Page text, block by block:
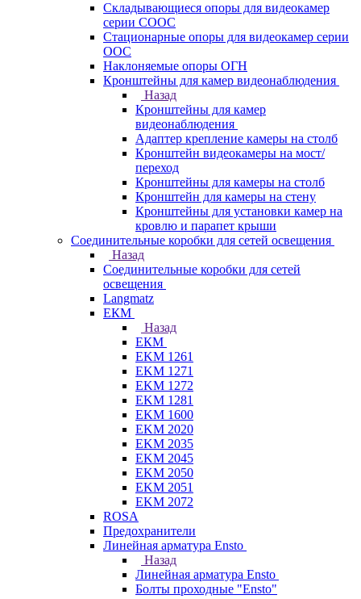
Складывающиеся опоры для видеокамер
серии СООС
Стационарные опоры для видеокамер серии
ООС
Наклоняемые опоры ОГН
Кронштейны для камер видеонаблюдения
Назад
Кронштейны для камер
видеонаблюдения
Адаптер крепление камеры на столб
Кронштейн видеокамеры на мост/
переход
Кронштейны для камеры на столб
Кронштейн для камеры на стену
Кронштейны для установки камер на
кровлю и парапет крыши
Соединительные коробки для сетей освещения
Назад
Соединительные коробки для сетей
освещения
Langmatz
ЕКМ
Назад
ЕКМ
EKM 1261
EKM 1271
EKM 1272
EKM 1281
EKM 1600
EKM 2020
EKM 2035
EKM 2045
EKM 2050
EKM 2051
EKM 2072
ROSA
Предохранители
Линейная арматура Ensto
Назад
Линейная арматура Ensto
Болты проходные "Ensto"